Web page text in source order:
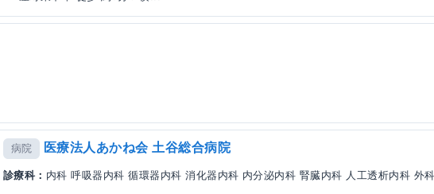
病院 医療法人あかね会 土谷総合病院
診療科： 内科 呼吸器内科 循環器内科 消化器内科 内分泌内科 腎臓内科 人工透析内科 外